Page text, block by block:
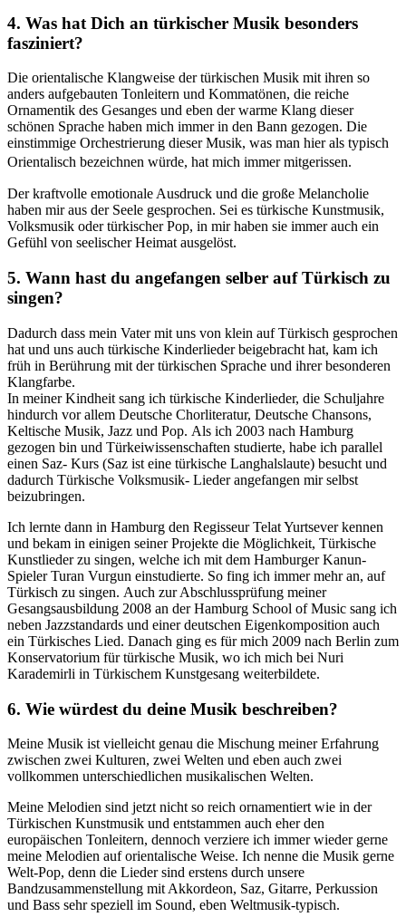
4. Was hat Dich an türkischer Musik besonders
fasziniert?
Die orientalische Klangweise der türkischen Musik mit ihren so
anders aufgebauten Tonleitern und Kommatönen, die reiche
Ornamentik des Gesanges und eben der warme Klang dieser
schönen Sprache haben mich immer in den Bann gezogen. Die
einstimmige Orchestrierung dieser Musik, was man hier als typisch
Orientalisch bezeichnen würde, hat mich immer mitgerissen.
Der kraftvolle emotionale Ausdruck und die große Melancholie
haben mir aus der Seele gesprochen. Sei es türkische Kunstmusik,
Volksmusik oder türkischer Pop, in mir haben sie immer auch ein
Gefühl von seelischer Heimat ausgelöst.
5. Wann hast du angefangen selber auf Türkisch zu
singen?
Dadurch dass mein Vater mit uns von klein auf Türkisch gesprochen
hat und uns auch türkische Kinderlieder beigebracht hat, kam ich
früh in Berührung mit der türkischen Sprache und ihrer besonderen
Klangfarbe.
In meiner Kindheit sang ich türkische Kinderlieder, die Schuljahre
hindurch vor allem Deutsche Chorliteratur, Deutsche Chansons,
Keltische Musik, Jazz und Pop. Als ich 2003 nach Hamburg
gezogen bin und Türkeiwissenschaften studierte, habe ich parallel
einen Saz- Kurs (Saz ist eine türkische Langhalslaute) besucht und
dadurch Türkische Volksmusik- Lieder angefangen mir selbst
beizubringen.
Ich lernte dann in Hamburg den Regisseur Telat Yurtsever kennen
und bekam in einigen seiner Projekte die Möglichkeit, Türkische
Kunstlieder zu singen, welche ich mit dem Hamburger Kanun-
Spieler Turan Vurgun einstudierte. So fing ich immer mehr an, auf
Türkisch zu singen. Auch zur Abschlussprüfung meiner
Gesangsausbildung 2008 an der Hamburg School of Music sang ich
neben Jazzstandards und einer deutschen Eigenkomposition auch
ein Türkisches Lied. Danach ging es für mich 2009 nach Berlin zum
Konservatorium für türkische Musik, wo ich mich bei Nuri
Karademirli in Türkischem Kunstgesang weiterbildete.
6. Wie würdest du deine Musik beschreiben?
Meine Musik ist vielleicht genau die Mischung meiner Erfahrung
zwischen zwei Kulturen, zwei Welten und eben auch zwei
vollkommen unterschiedlichen musikalischen Welten.
Meine Melodien sind jetzt nicht so reich ornamentiert wie in der
Türkischen Kunstmusik und entstammen auch eher den
europäischen Tonleitern, dennoch verziere ich immer wieder gerne
meine Melodien auf orientalische Weise. Ich nenne die Musik gerne
Welt-Pop, denn die Lieder sind erstens durch unsere
Bandzusammenstellung mit Akkordeon, Saz, Gitarre, Perkussion
und Bass sehr speziell im Sound, eben Weltmusik-typisch.